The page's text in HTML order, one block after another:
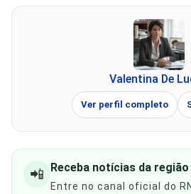
Valentina De
Ver perfil completo
📲 Receba notícias da
Entre no canal oficial do